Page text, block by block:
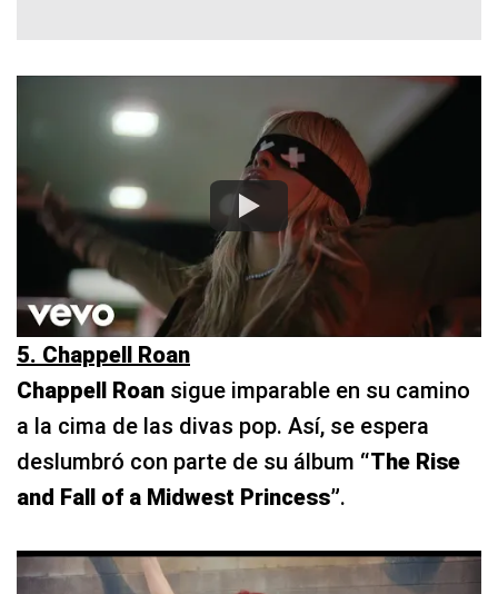
5. Chappell Roan
Chappell Roan sigue imparable en su camino
a la cima de las divas pop. Así, se espera
deslumbró con parte de su álbum “The Rise
and Fall of a Midwest Princess”.